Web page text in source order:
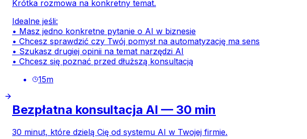
Krótka rozmowa na konkretny temat.
Idealne jeśli:
• Masz jedno konkretne pytanie o AI w biznesie
• Chcesz sprawdzić czy Twój pomysł na automatyzację ma sens
• Szukasz drugiej opinii na temat narzędzi AI
• Chcesz się poznać przed dłuższą konsultacją
15m
Bezpłatna konsultacja AI — 30 min
30 minut, które dzielą Cię od systemu AI w Twojej firmie.